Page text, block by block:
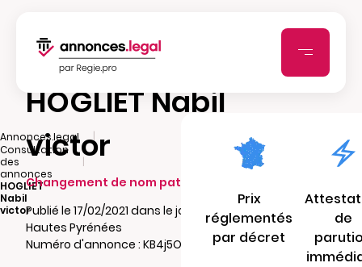
Annonces.legal
|
Consultation
des
annonces
|
HOGLIET
Nabil
victor
HOGLIET Nabil
victor
Changement de nom patronymique
Publié le 17/02/2021 dans le journal Hebdo des
Hautes Pyrénées
Numéro d'annonce : KB4j5OOgt0jeX
Prix
réglementés
par décret
de